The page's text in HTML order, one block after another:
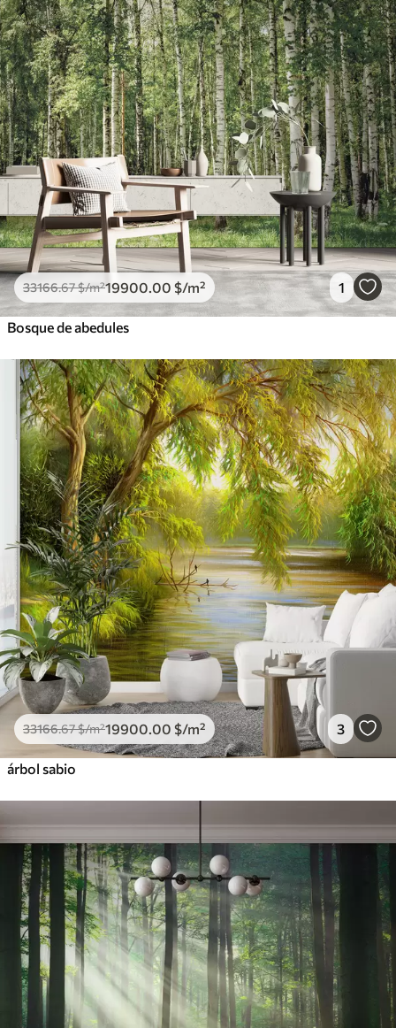
33166.67$/m²19900 .00 $/m² 1
Bosque de abedules
33166.67$/m²19900 .00 $/m² 3
árbol sabio